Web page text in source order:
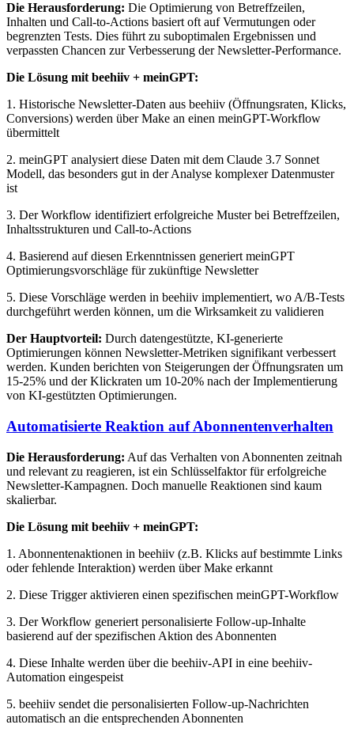
Die Herausforderung: Die Optimierung von Betreffzeilen,
Inhalten und Call-to-Actions basiert oft auf Vermutungen oder
begrenzten Tests. Dies führt zu suboptimalen Ergebnissen und
verpassten Chancen zur Verbesserung der Newsletter-Performance.
Die Lösung mit beehiiv + meinGPT:
1. Historische Newsletter-Daten aus beehiiv (Öffnungsraten, Klicks,
Conversions) werden über Make an einen meinGPT-Workflow
übermittelt
2. meinGPT analysiert diese Daten mit dem Claude 3.7 Sonnet
Modell, das besonders gut in der Analyse komplexer Datenmuster
ist
3. Der Workflow identifiziert erfolgreiche Muster bei Betreffzeilen,
Inhaltsstrukturen und Call-to-Actions
4. Basierend auf diesen Erkenntnissen generiert meinGPT
Optimierungsvorschläge für zukünftige Newsletter
5. Diese Vorschläge werden in beehiiv implementiert, wo A/B-Tests
durchgeführt werden können, um die Wirksamkeit zu validieren
Der Hauptvorteil: Durch datengestützte, KI-generierte
Optimierungen können Newsletter-Metriken signifikant verbessert
werden. Kunden berichten von Steigerungen der Öffnungsraten um
15-25% und der Klickraten um 10-20% nach der Implementierung
von KI-gestützten Optimierungen.
Automatisierte Reaktion auf Abonnentenverhalten
Die Herausforderung: Auf das Verhalten von Abonnenten zeitnah
und relevant zu reagieren, ist ein Schlüsselfaktor für erfolgreiche
Newsletter-Kampagnen. Doch manuelle Reaktionen sind kaum
skalierbar.
Die Lösung mit beehiiv + meinGPT:
1. Abonnentenaktionen in beehiiv (z.B. Klicks auf bestimmte Links
oder fehlende Interaktion) werden über Make erkannt
2. Diese Trigger aktivieren einen spezifischen meinGPT-Workflow
3. Der Workflow generiert personalisierte Follow-up-Inhalte
basierend auf der spezifischen Aktion des Abonnenten
4. Diese Inhalte werden über die beehiiv-API in eine beehiiv-
Automation eingespeist
5. beehiiv sendet die personalisierten Follow-up-Nachrichten
automatisch an die entsprechenden Abonnenten